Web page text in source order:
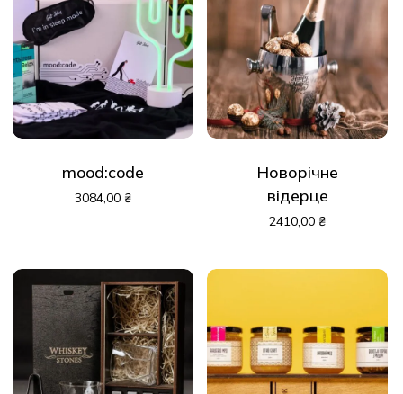
mood:code
3084,00 ₴
Новорічне
відерце
2410,00 ₴